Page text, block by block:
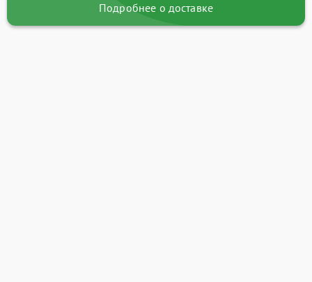
Подробнее о доставке